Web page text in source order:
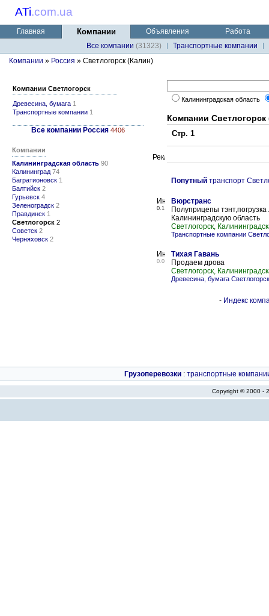
ATi.com.ua
Главная Компании Объявления
Работа
Все компании (31323)
Транспортные компании
Компании » Россия » Светлогорск (Калин)
Компании Светлогорск
Древесина, бумага 1
Транспортные компании 1
Все компании Россия 4406
Компании
Калининградская область 90
Калининград 74
Багратионовск 1
Балтийск 2
Гурьевск 4
Зеленоградск 2
Правдинск 1
Светлогорск 2
Советск 2
Черняховск 2
Калининградская область
Компании Светлогорск
Стр. 1
Попутный транспорт
0.1
Вюрстранс
Полуприцепы
Калининградскую область
Светлогорск,
Транспортные компании
0.0
Тихая Гавань
Продаем дрова
Светлогорск,
Древесина, бумага Светлогорск
- Индекс
Грузоперевозки : транспортные
Copyright © 2000 -